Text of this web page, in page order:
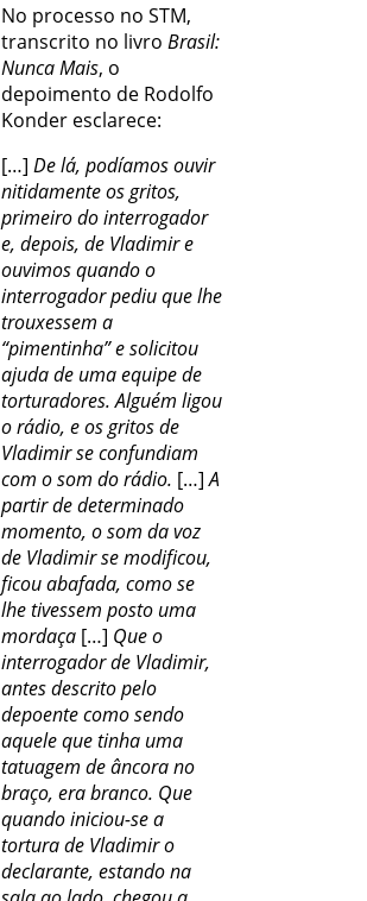
No processo no STM,
transcrito no livroBrasil:
Nunca Mais, o
depoimento de Rodolfo
Konder esclarece:
[…]De lá, podíamos ouvir
nitidamente os gritos,
primeiro do interrogador
e, depois, de Vladimir e
ouvimos quando o
interrogador pediu que lhe
trouxessem a
“pimentinha” e solicitou
ajuda de uma equipe de
torturadores. Alguém ligou
o rádio, e os gritos de
Vladimir se confundiam
com o som do rádio. […]A
partir de determinado
momento, o som da voz
de Vladimir se modificou,
ficou abafada, como se
lhe tivessem posto uma
mordaça […] Que o
interrogador de Vladimir,
antes descrito pelo
depoente como sendo
aquele que tinha uma
tatuagem de âncora no
braço, era branco. Que
quando iniciou-se a
tortura de Vladimir o
declarante, estando na